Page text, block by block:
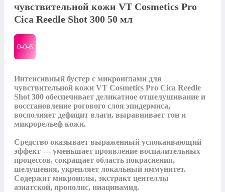
чувствительной кожи VT Cosmetics Pro
Cica Reedle Shot 300 50 мл
0-0-6
Интенсивный бустер с микроиглами для
чувствительной кожи VT Cosmetics Pro Cica Reedle
Shot 300 обеспечивает деликатное отшелушивание и
восстановление рогового слоя эпидермиса,
восполняет дефицит влаги, выравнивает тон и
микрорельеф кожи.
Средство оказывает выраженный успокаивающий
эффект — уменьшает проявление воспалительных
процессов, сокращает область покраснения,
шелушения, укрепляет локальный иммунитет.
Содержит микроиглы, экстракт центеллы
азиатской, прополис, ниацинамид.